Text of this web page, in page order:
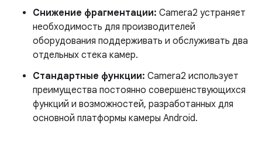
Снижение фрагментации: Camera2 устраняет
необходимость для производителей
оборудования поддерживать и обслуживать два
отдельных стека камер.
Стандартные функции: Camera2 использует
преимущества постоянно совершенствующихся
функций и возможностей, разработанных для
основной платформы камеры Android.